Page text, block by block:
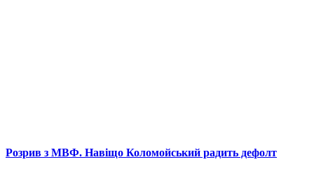
Розрив з МВФ. Навіщо Коломойський радить дефолт